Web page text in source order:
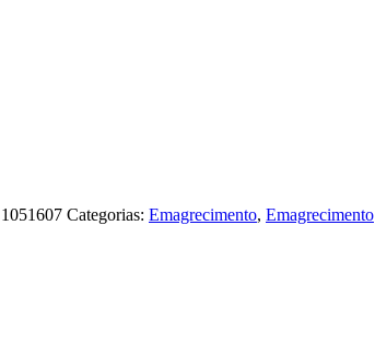
1051607 Categorias: Emagrecimento, Emagrecimento